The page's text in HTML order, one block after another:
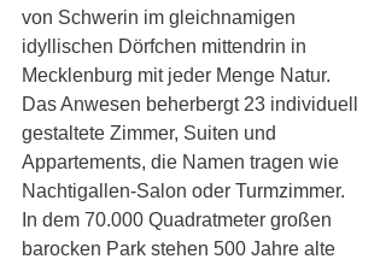
von Schwerin im gleichnamigen
idyllischen Dörfchen mittendrin in
Mecklenburg mit jeder Menge Natur.
Das Anwesen beherbergt 23 individuell
gestaltete Zimmer, Suiten und
Appartements, die Namen tragen wie
Nachtigallen-Salon oder Turmzimmer.
In dem 70.000 Quadratmeter großen
barocken Park stehen 500 Jahre alte